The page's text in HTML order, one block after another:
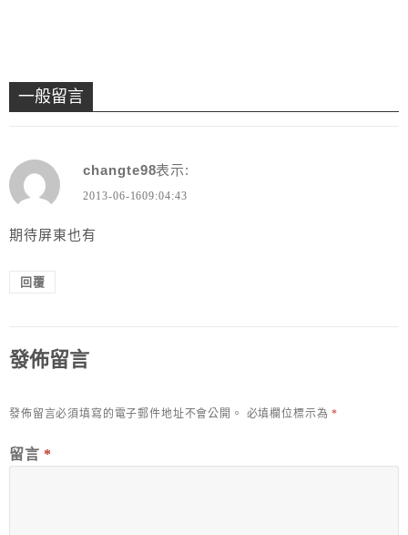
一般留言
changte98表示:
2013-06-1609:04:43
期待屏東也有
回覆
發佈留言
發佈留言必須填寫的電子郵件地址不會公開。 必填欄位標示為*
留言 *